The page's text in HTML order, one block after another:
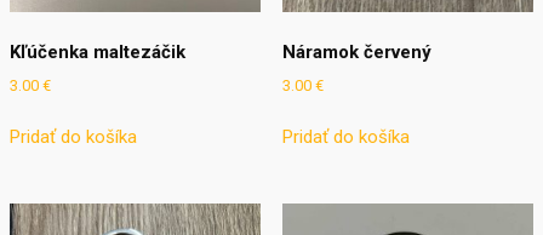
Kľúčenka maltezáčik
3.00 €
Pridať do košíka
Náramok červený
3.00 €
Pridať do košíka